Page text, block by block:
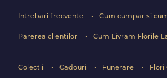
Intrebari frecvente Cum cumpar si
Parerea clientilor Cum Livram Florile
Colectii Cadouri Funerare Flori